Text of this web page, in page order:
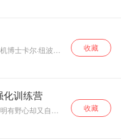
博士卡尔·纽波
含义为在无干扰的
个人的认知能力
化状态中解救出
收藏
化训练营
有野心却又自甘
认知行动，敢于
收藏